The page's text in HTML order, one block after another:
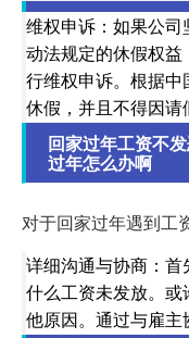
维权申诉：如果公
动法规定的休假权
行维权申诉。根据
休假，并且不得因请
回家过年工资不
过年怎么办啊
对于回家过年遇到工
详细沟通与协商：
什么工资未发放。
他原因。通过与雇主